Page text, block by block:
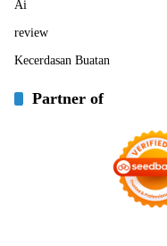
Ai
review
Kecerdasan Buatan
Partner of